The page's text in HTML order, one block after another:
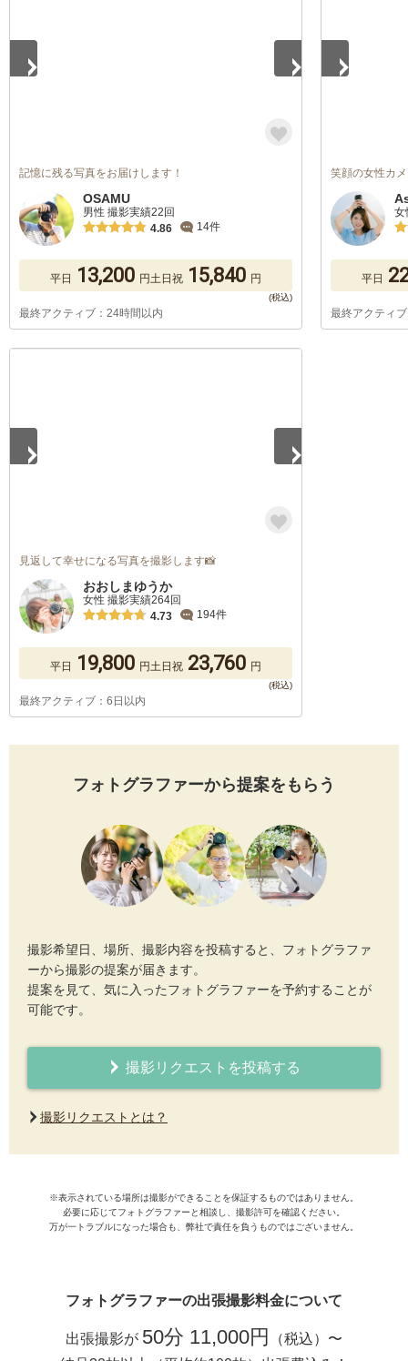
記憶に残る写真をお届けします！
OSAMU
男性 撮影実績22回
4.86
14件
平日 13,200 円土日祝 15,840 円
最終アクティブ：24時間以内
笑顔の女性カ
女
平日
最終アクティ
見返して幸せになる写真を撮影します📸
おおしまゆうか
女性 撮影実績264回
4.73
194件
平日 19,800 円土日祝 23,760 円
最終アクティブ：6日以内
フォトグラファーから提案をもらう
撮影希望日、場所、撮影内容を投稿すると、フォトグラファ
ーから撮影の提案が届きます。
提案を見て、気に入ったフォトグラファーを予約することが
可能です。
撮影リクエストを投稿する
撮影リクエストとは？
※表示されている場所は撮影ができることを保証するものではありません。
必要に応じてフォトグラファーと相談し、撮影許可を確認ください。
万が一トラブルになった場合も、弊社で責任を負うものではございません。
フォトグラファーの出張撮影料金について
出張撮影が 50分 11,000円
（税込）〜